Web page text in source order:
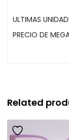
ULTIMAS
PRECIO DE
Related